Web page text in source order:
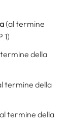
(al termine
1)
della
termine della
termine della